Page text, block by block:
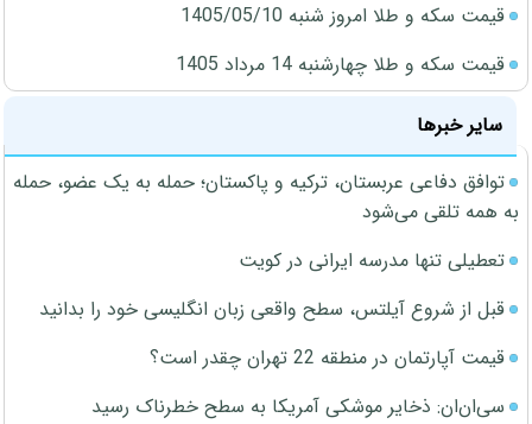
قیمت سکه و طلا امروز شنبه 1405/05/10
قیمت سکه و طلا چهارشنبه 14 مرداد 1405
سایر خبرها
توافق دفاعی عربستان، ترکیه و پاکستان؛ حمله به یک عضو، حمله
به همه تلقی می‌شود
تعطیلی تنها مدرسه ایرانی در کویت
قبل از شروع آیلتس، سطح واقعی زبان انگلیسی خود را بدانید
قیمت آپارتمان در منطقه 22 تهران چقدر است؟
سی‌ان‌ان: ذخایر موشکی آمریکا به سطح خطرناک رسید